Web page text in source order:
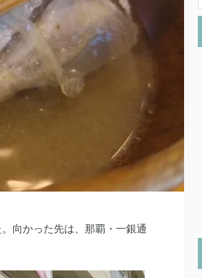
向かった先は、那覇・一銀通